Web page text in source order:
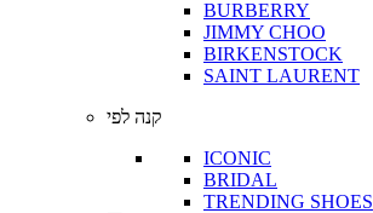
BURBERRY
JIMMY CHOO
BIRKENSTOCK
SAINT LAURENT
קנה לפי
ICONIC
BRIDAL
TRENDING SHOES